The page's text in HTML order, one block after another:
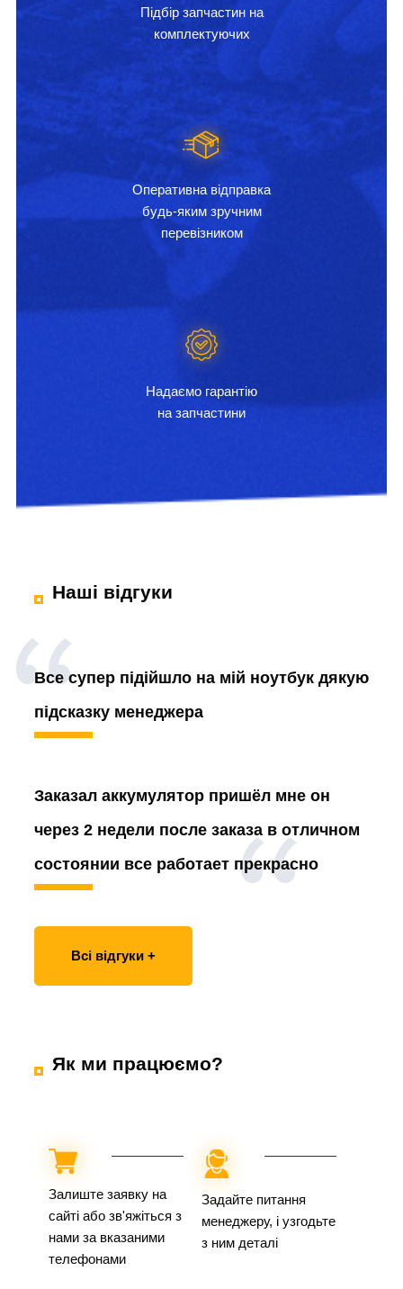
Підбір запчастин на
комплектуючих
Оперативна відправка
будь-яким зручним
перевізником
Надаємо гарантію
на запчастини
Наші відгуки
Все супер підійшло на мій ноутбук дякую
підсказку менеджера
Заказал аккумулятор пришёл мне он
через 2 недели после заказа в отличном
состоянии все работает прекрасно
Всі відгуки +
Як ми працюємо?
Залиште заявку на
сайті або зв'яжіться з
нами за вказаними
телефонами
Задайте питання
менеджеру, і узгодьте
з ним деталі